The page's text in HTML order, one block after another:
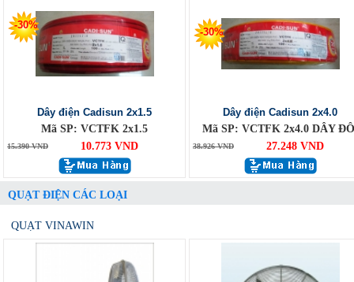
-30%
Dây điện Cadisun 2x1.5
Mã SP: VCTFK 2x1.5
15.390 VND 10.773 VND
-30%
Dây điện Cadisun 2x4.0
Mã SP: VCTFK 2x4.0 DÂY
38.926 VND 27.248 VND
QUẠT ĐIỆN CÁC LOẠI
QUẠT VINAWIN